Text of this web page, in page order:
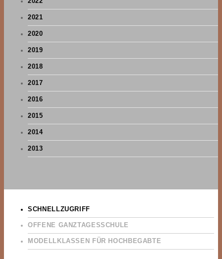
2021
2020
2019
2018
2017
2016
2015
2014
2013
SCHNELLZUGRIFF
OFFENE GANZTAGESSCHULE
MODELLKLASSEN FÜR HOCHBEGABTE